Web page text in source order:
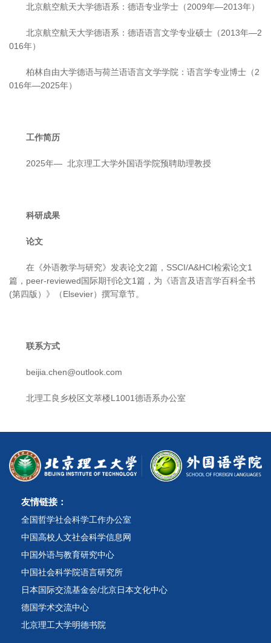
北京航空航天大学德语系：德语专业学士（2009年—2013年）
北京航空航天大学德语系：德语语言文学专业硕士（2013年—2
016年）
柏林自由大学德语与荷兰语语言文学学院：语言学专业博士（2
016年—2025年）
工作简历
2025年— 北京理工大学外国语学院预聘助理教授
科研成果
论文
在《外语教学与研究》发表论文2篇，SSCI/A&HCI检索论文1
篇，peer-reviewed国际期刊论文1篇，为《语言及语言学百科全书
(第四版）》（Elsevier）撰写章节。
联系方式
beijia.chen@outlook.com
北理工良乡校区文萃楼L1001德语系办公室
友情链接：
全国哲学社会科学工作办公室
中国高校人文社会科学信息网
中国外语与教育研究中心
中国社会科学院语言研究所
日本国际交流基金会/北京日本文化中心
德国学术交流中心
北京理工大学明德书院